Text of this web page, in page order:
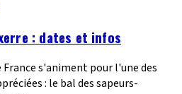
: dates et infos
France s'animent pour l'une des
: le bal des sapeurs-